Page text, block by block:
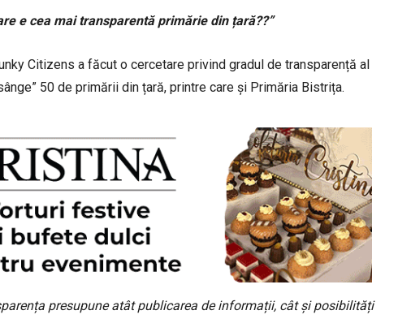
e cea mai transparentă primărie din țară??”
Citizens a făcut o cercetare privind gradul de transparență al
50 de primării din țară, printre care și Primăria Bistrița.
presupune atât publicarea de informații, cât și posibilități